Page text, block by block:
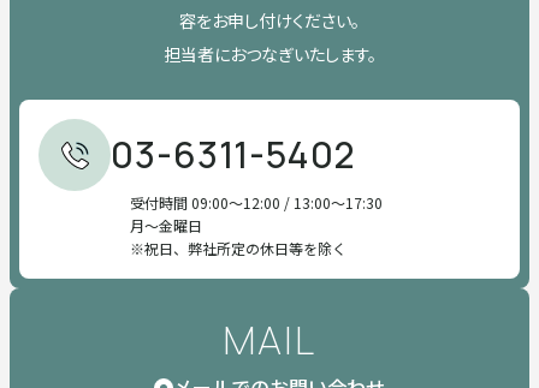
容をお申し付けください。
担当者におつなぎいたします。
03-6311-5402
受付時間 09:00～12:00 / 13:00～17:30
月～金曜日
祝日、弊社所定の休日等を除く
MAIL